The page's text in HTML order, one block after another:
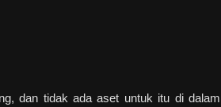
dan tidak ada aset untuk itu di dalam